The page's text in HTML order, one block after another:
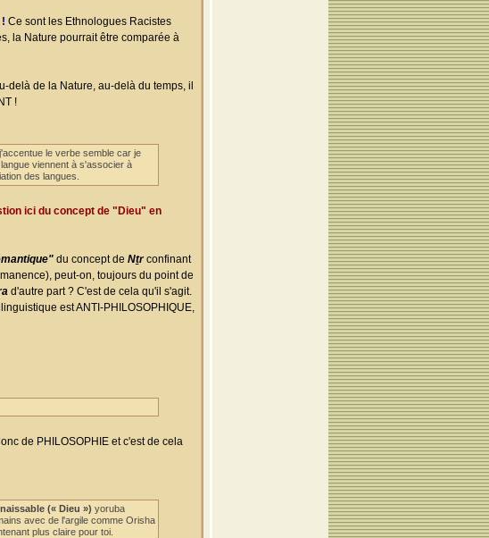
Ce sont les Ethnologues Racistes
la Nature pourrait être comparée à
delà de la Nature, au-delà du temps, il
!
le verbe semble car je
viennent à s'associer à
des langues.
ici du concept de "Dieu" en
du concept de Nṯrconfinant
peut-on, toujours du point de
d'autre part ? C'est de cela qu'il s'agit.
est ANTI-PHILOSOPHIQUE,
de PHILOSOPHIE et c'est de cela
(« Dieu ») yoruba
avec de l'argile comme Orisha
plus claire pour toi.